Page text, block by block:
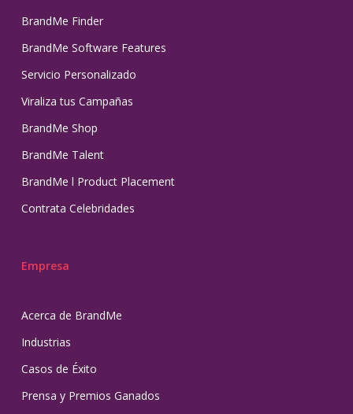
BrandMe Finder
BrandMe Software Features
Servicio Personalizado
Viraliza tus Campañas
BrandMe Shop
BrandMe Talent
BrandMe l Product Placement
Contrata Celebridades
Empresa
Acerca de BrandMe
Industrias
Casos de Éxito
Prensa y Premios Ganados